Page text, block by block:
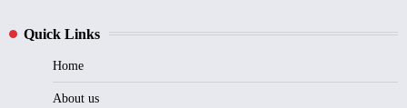
Quick Links
Home
About us